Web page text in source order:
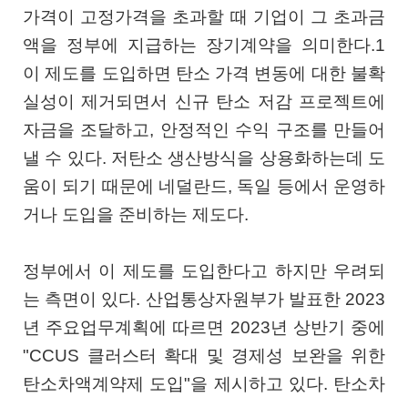
가격이 고정가격을 초과할 때 기업이 그 초과금
액을 정부에 지급하는 장기계약을 의미한다.1
이 제도를 도입하면 탄소 가격 변동에 대한 불확
실성이 제거되면서 신규 탄소 저감 프로젝트에
자금을 조달하고, 안정적인 수익 구조를 만들어
낼 수 있다. 저탄소 생산방식을 상용화하는데 도
움이 되기 때문에 네덜란드, 독일 등에서 운영하
거나 도입을 준비하는 제도다.
정부에서 이 제도를 도입한다고 하지만 우려되
는 측면이 있다. 산업통상자원부가 발표한 2023
년 주요업무계획에 따르면 2023년 상반기 중에
"CCUS 클러스터 확대 및 경제성 보완을 위한
탄소차액계약제 도입"을 제시하고 있다. 탄소차